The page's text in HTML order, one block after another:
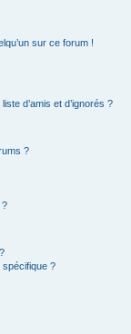
sur ce forum !
d’amis et d’ignorés ?
?
?
spécifique ?